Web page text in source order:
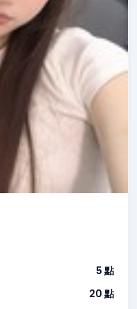
5 點
20 點